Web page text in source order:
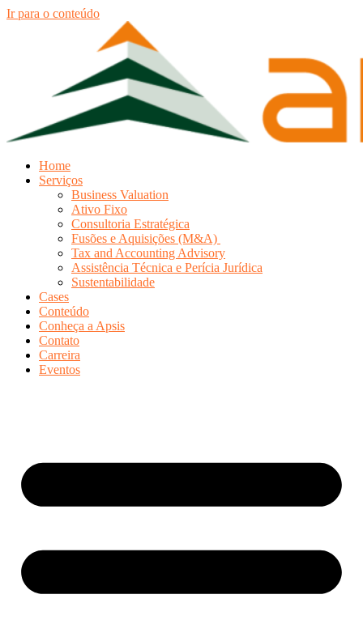
Ir para o conteúdo
Home
Serviços
Business Valuation
Ativo Fixo
Consultoria Estratégica
Fusões e Aquisições (M&A)
Tax and Accounting Advisory
Assistência Técnica e Perícia Jurídica
Sustentabilidade
Cases
Conteúdo
Conheça a Apsis
Contato
Carreira
Eventos